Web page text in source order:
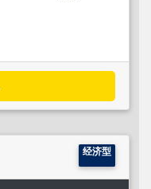
经济型